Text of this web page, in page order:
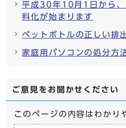
平成30年10月1日から、
料化が始まります
ペットボトルの正しい排
家庭用パソコンの処分方
ご意見をお聞かせください
このページの内容はわかり